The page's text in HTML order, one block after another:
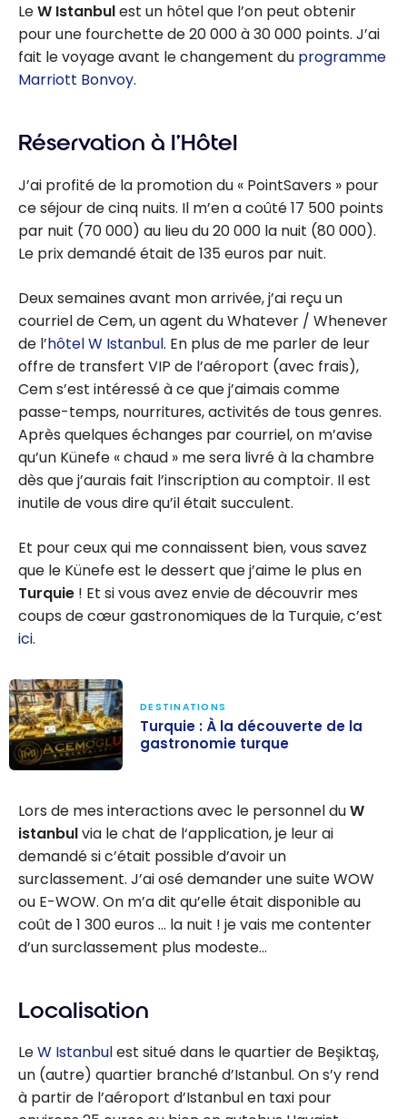
LeW Istanbulest un hôtel que l’on peut obtenir
pour une fourchette de 20 000 à 30 000 points. J’ai
fait le voyage avant le changement du programme
Marriott Bonvoy.
Réservation à l’Hôtel
J’ai profité de la promotion du « PointSavers » pour
ce séjour de cinq nuits. Il m’en a coûté 17 500 points
par nuit (70 000) au lieu du 20 000 la nuit (80 000).
Le prix demandé était de 135 euros par nuit.
Deux semaines avant mon arrivée, j’ai reçu un
courriel de Cem, un agent du Whatever / Whenever
de l’hôtel W Istanbul. En plus de me parler de leur
offre de transfert VIP de l’aéroport (avec frais),
Cem s’est intéressé à ce que j’aimais comme
passe-temps, nourritures, activités de tous genres.
Après quelques échanges par courriel, on m’avise
qu’un Künefe « chaud » me sera livré à la chambre
dès que j’aurais fait l’inscription au comptoir. Il est
inutile de vous dire qu’il était succulent.
Et pour ceux qui me connaissent bien, vous savez
que le Künefe est le dessert que j’aime le plus en
Turquie ! Et si vous avez envie de découvrir mes
coups de cœur gastronomiques de la Turquie, c’est
ici.
découverte de
la gastronomie
turque
DESTINATIONS
Turquie : À la découverte de la
gastronomie turque
Lors de mes interactions avec le personnel duW
istanbulvia le chat de l‘application, je leur ai
demandé si c’était possible d’avoir un
surclassement. J’ai osé demander une suite WOW
ou E-WOW. On m’a dit qu’elle était disponible au
coût de 1 300 euros … la nuit ! je vais me contenter
d’un surclassement plus modeste…
Localisation
LeW Istanbulest situé dans le quartier de Beşiktaş,
un (autre) quartier branché d’Istanbul. On s’y rend
à partir de l’aéroport d’Istanbul en taxi pour